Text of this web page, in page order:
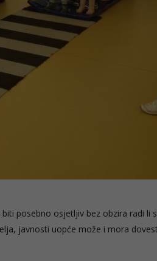
posebno osjetljiv bez obzira radi li
javnosti uopće može i mora